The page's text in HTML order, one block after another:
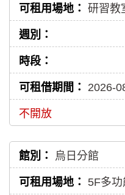
研習教
2026-
不開放
烏日分館
5F多